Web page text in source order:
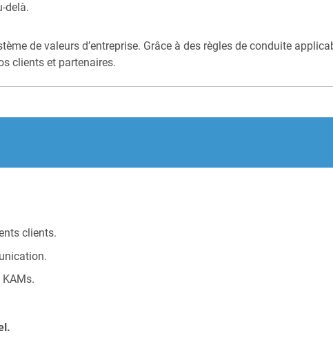
delà.
de valeurs d’entreprise. Grâce à des règles de conduite
clients et partenaires.
clients.